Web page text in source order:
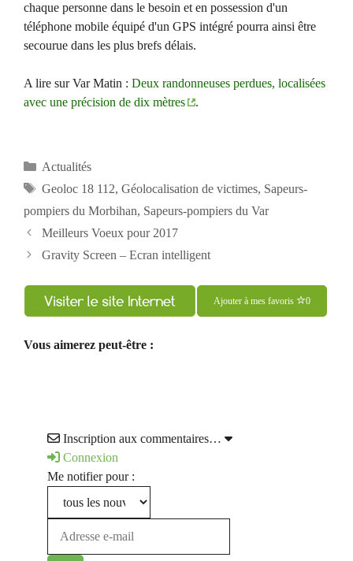
chaque personne dans le besoin et en possession d'un
téléphone mobile équipé d'un GPS intégré pourra ainsi être
secourue dans les plus brefs délais.
A lire sur Var Matin : Deux randonneuses perdues, localisées
avec une précision de dix mètres
.
Catégories
Actualités
Étiquettes
Geoloc 18 112, Géolocalisation de victimes, Sapeurs-
pompiers du Morbihan, Sapeurs-pompiers du Var
Navigation
des
Meilleurs Voeux pour 2017
Gravity Screen – Ecran intelligent
Ajouter à mes favoris 0
Vous aimerez peut-être :
Inscription aux commentaires…
Connexion
Me notifier pour :